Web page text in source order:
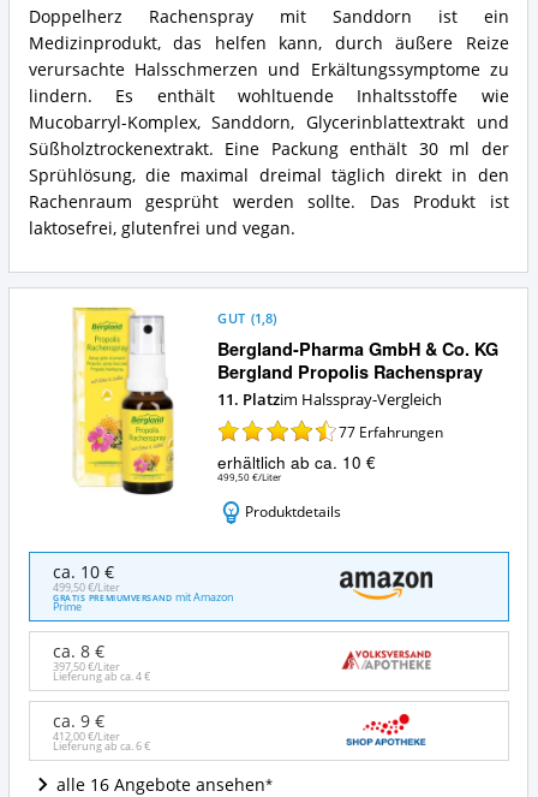
Doppelherz
Rachenspray
mit
Sanddorn
Zusammenfassung:
Was
bietet
dieses
Halsspray?
Doppelherz Rachenspray mit Sanddorn ist ein
Medizinprodukt, das helfen kann, durch äußere Reize
verursachte Halsschmerzen und Erkältungssymptome zu
lindern. Es enthält wohltuende Inhaltsstoffe wie
Mucobarryl-Komplex, Sanddorn, Glycerinblattextrakt und
Süßholztrockenextrakt. Eine Packung enthält 30 ml der
Sprühlösung, die maximal dreimal täglich direkt in den
Rachenraum gesprüht werden sollte. Das Produkt ist
laktosefrei, glutenfrei und vegan.
Vorteile:
Was
spricht
für
dieses
Halsspray?
Bergland-Pharma GmbH & Co. KG
Bergland Propolis Rachenspray
GUT (1,8)
11. Platzim Halsspray-Vergleich
77 Erfahrungen
erhältlich ab ca. 10 €
499,50 €/Liter
Produktdetails
Bergland-
Pharma
GmbH
&
Co.
Bergland
Propolis
Rachenspray
Angebote:
Wo
ca. 10 €
499,50 €/Liter
GRATIS PREMIUMVERSAND mit Amazon
Prime
ca. 8 €
397,50 €/Liter
Lieferung ab ca.4 €
ca. 9 €
412,00 €/Liter
Lieferung ab ca.6 €
alle 16 Angebote ansehen